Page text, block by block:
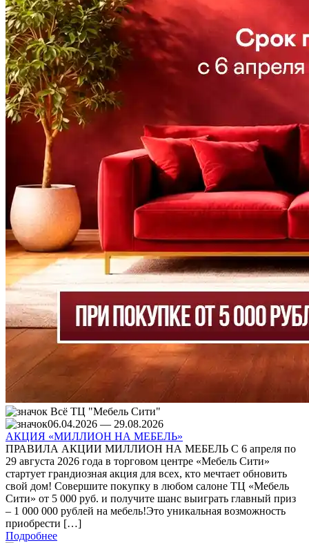
Всё ТЦ "Мебель Сити"
06.04.2026 ― 29.08.2026
АКЦИЯ «МИЛЛИОН НА МЕБЕЛЬ»
ПРАВИЛА АКЦИИ МИЛЛИОН НА МЕБЕЛЬ С 6 апреля по
29 августа 2026 года в торговом центре «Мебель Сити»
стартует грандиозная акция для всех, кто мечтает обновить
свой дом! Совершите покупку в любом салоне ТЦ «Мебель
Сити» от 5 000 руб. и получите шанс выиграть главный приз
– 1 000 000 рублей на мебель!Это уникальная возможность
приобрести […]
Подробнее